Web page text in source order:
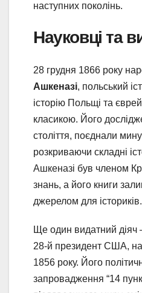
наступних поколінь.
Науковці та
28 грудня 1866 року
Ашкеназі, польський
історію Польщі та
класикою. Його
століття, поєднали
розкриваючи складні
Ашкеназі був членом
знань, а його книги
джерелом для істориків.
Ще один видатний
28-й президент США,
1856 року. Його
запровадження “14